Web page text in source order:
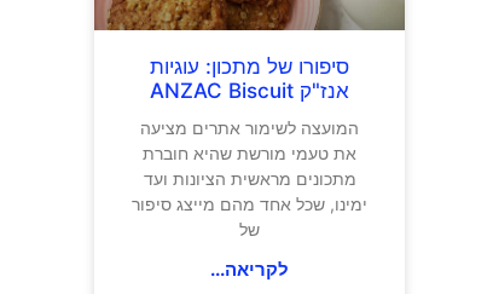
סיפורו של מתכון: עוגיות
אנז"ק ANZAC Biscuit
המועצה לשימור אתרים מציעה
את טעמי מורשת שהיא חוברת
מתכונים מראשית הציונות ועד
ימינו, שכל אחד מהם מייצג סיפור
של
לקריאה...